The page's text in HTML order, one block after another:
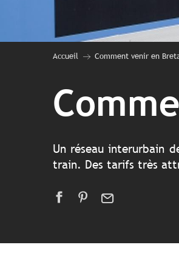
Accueil Comment venir en
Un réseau interurbain
train. Des tarifs très